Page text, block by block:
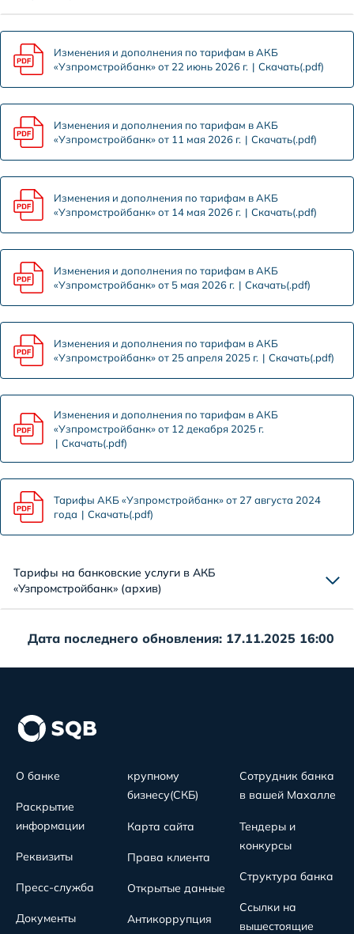
Изменения и дополнения по тарифам в АКБ
«Узпромстройбанк» от 22 июнь 2026 г.
Скачать(.pdf)
Изменения и дополнения по тарифам в АКБ
«Узпромстройбанк» от 11 мая 2026 г.
Скачать(.pdf)
Изменения и дополнения по тарифам в АКБ
«Узпромстройбанк» от 14 мая 2026 г.
Скачать(.pdf)
Изменения и дополнения по тарифам в АКБ
«Узпромстройбанк» от 5 мая 2026 г.
Скачать(.pdf)
Изменения и дополнения по тарифам в АКБ
«Узпромстройбанк» от 25 апреля 2025 г.
Скачать(.pdf)
Изменения и дополнения по тарифам в АКБ
«Узпромстройбанк» от 12 декабря 2025 г.
Скачать(.pdf)
Тарифы АКБ «Узпромстройбанк» от 27 августа 2024
года
Скачать(.pdf)
Тарифы на банковские услуги в АКБ
«Узпромстройбанк» (архив)
Дата последнего обновления: 17.11.2025 16:00
О банке
Раскрытие
информации
Реквизиты
Пресс-служба
Документы
крупному
бизнесу(СКБ)
Карта сайта
Права клиента
Открытые данные
Антикоррупция
Сотрудник банка
в вашей Махалле
Тендеры и
конкурсы
Структура банка
Ссылки на
вышестоящие